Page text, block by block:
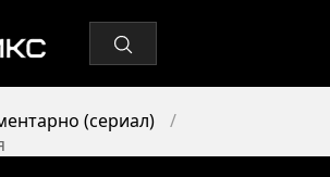
(сериал)